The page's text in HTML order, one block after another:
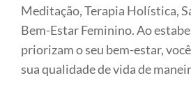
Meditação, Terapia Holística,
Bem-Estar Feminino. Ao
priorizam o seu bem-estar,
sua qualidade de vida de